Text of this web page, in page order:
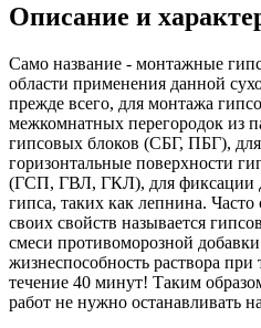
Описание и
Само название - монтажные
области применения данной
прежде всего, для монтажа
межкомнатных перегородок из
гипсовых блоков (СБГ, ПБГ),
горизонтальные поверхности
(ГСП, ГВЛ, ГКЛ), для фиксации
гипса, таких как лепнина. Часто
своих свойств называется
смеси противоморозной добавки
жизнеспособность раствора при
течение 40 минут! Таким
работ не нужно останавливать